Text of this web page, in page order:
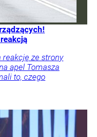
reakcję ze strony
apel Tomasza
to, czego